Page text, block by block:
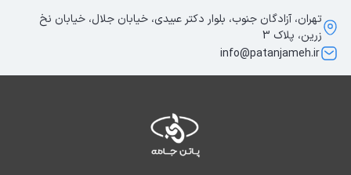
تهران، آزادگان جنوب، بلوار دکتر عبیدی، خیابان جلال، خیابان نخ
زرین، پلاک 3
info@patanjameh.ir